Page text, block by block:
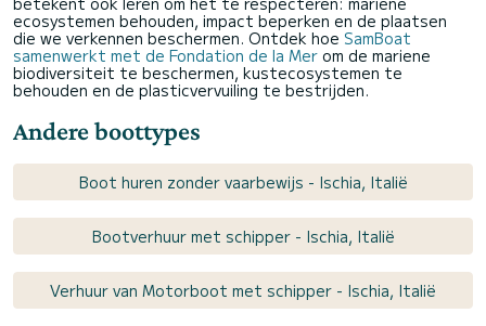
ecosystemen behouden, impact beperken en de plaatsen
die we verkennen beschermen. Ontdek hoe SamBoat
samenwerkt met de Fondation de la Mer om de mariene
biodiversiteit te beschermen, kustecosystemen te
behouden en de plasticvervuiling te bestrijden.
Andere boottypes
Boot huren zonder vaarbewijs - Ischia, Italië
Bootverhuur met schipper - Ischia, Italië
Verhuur van Motorboot met schipper - Ischia, Italië